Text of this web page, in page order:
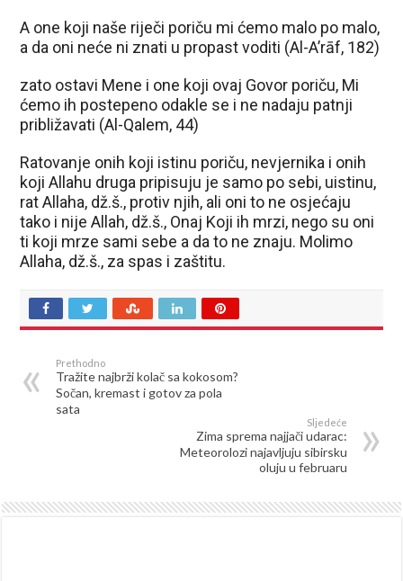
A one koji naše riječi poriču mi ćemo malo po malo,
a da oni neće ni znati u propast voditi (Al-A’rāf, 182)
zato ostavi Mene i one koji ovaj Govor poriču, Mi
ćemo ih postepeno odakle se i ne nadaju patnji
približavati (Al-Qalem, 44)
Ratovanje onih koji istinu poriču, nevjernika i onih
koji Allahu druga pripisuju je samo po sebi, uistinu,
rat Allaha, dž.š., protiv njih, ali oni to ne osjećaju
tako i nije Allah, dž.š., Onaj Koji ih mrzi, nego su oni
ti koji mrze sami sebe a da to ne znaju. Molimo
Allaha, dž.š., za spas i zaštitu.
Prethodno
Tražite najbrži kolač sa kokosom?
Sočan, kremast i gotov za pola
sata
Sljedeće
Zima sprema najjači udarac:
Meteorolozi najavljuju sibirsku
oluju u februaru